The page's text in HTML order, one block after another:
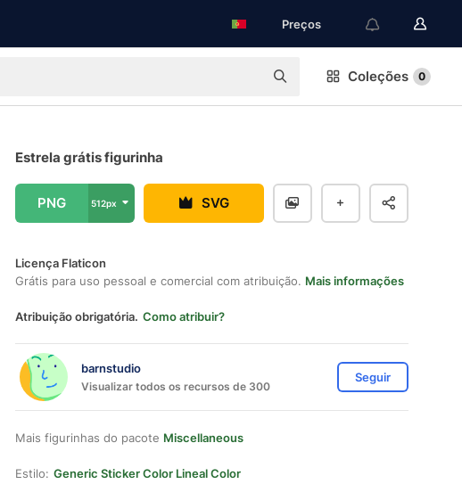
Preços
Coleções 0
Estrela grátis figurinha
PNG 512px SVG
Licença Flaticon
Grátis para uso pessoal e comercial com atribuição. Mais informações
Atribuição obrigatória. Como atribuir?
barnstudio
Visualizar todos os recursos de 300
Seguir
Mais figurinhas do pacote Miscellaneous
Estilo: Generic Sticker Color Lineal Color